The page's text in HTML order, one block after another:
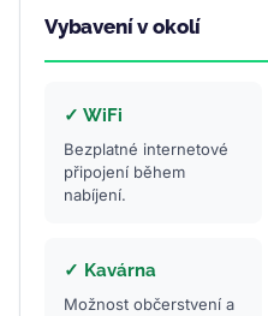
Vybavení v okolí
✓ WiFi
Bezplatné internetové
připojení během
nabíjení.
✓ Kavárna
Možnost občerstvení a